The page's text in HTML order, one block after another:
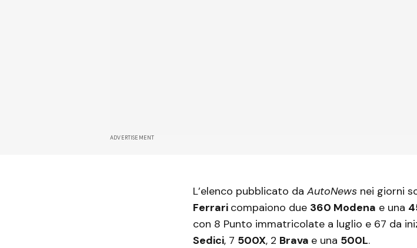
ADVERTISEMENT
L’elenco pubblicato da AutoNews nei giorni
Ferrari compaiono due 360 Modena e una
con 8 Punto immatricolate a luglio e 67 da
Sedici, 7 500X, 2 Brava e una 500L.